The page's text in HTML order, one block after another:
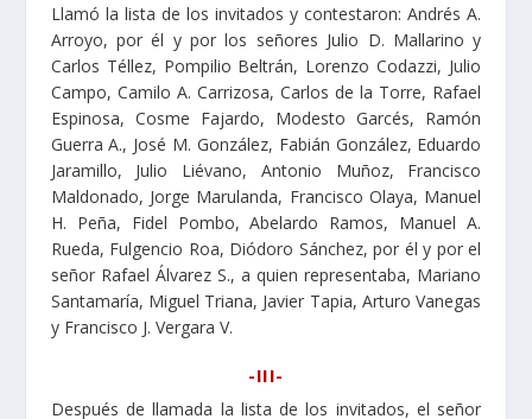
Llamó la lista de los invitados y contestaron: Andrés A.
Arroyo, por él y por los señores Julio D. Mallarino y
Carlos Téllez, Pompilio Beltrán, Lorenzo Codazzi, Julio
Campo, Camilo A. Carrizosa, Carlos de la Torre, Rafael
Espinosa, Cosme Fajardo, Modesto Garcés, Ramón
Guerra A., José M. González, Fabián González, Eduardo
Jaramillo, Julio Liévano, Antonio Muñoz, Francisco
Maldonado, Jorge Marulanda, Francisco Olaya, Manuel
H. Peña, Fidel Pombo, Abelardo Ramos, Manuel A.
Rueda, Fulgencio Roa, Diódoro Sánchez, por él y por el
señor Rafael Álvarez S., a quien representaba, Mariano
Santamaría, Miguel Triana, Javier Tapia, Arturo Vanegas
y Francisco J. Vergara V.
-III-
Después de llamada la lista de los invitados, el señor